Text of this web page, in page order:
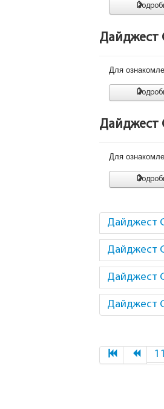
Дайджест
Для
Дайджест
Для
Дайджест
Дайджест
Дайджест
Дайджест